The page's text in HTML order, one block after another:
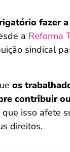
fazer
a Reforma
sindical
os
contribuir
que isso afete
direitos.